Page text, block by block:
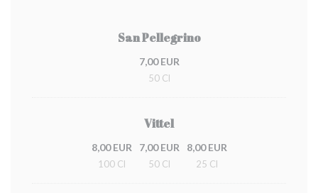
San Pellegrino
7,00 EUR
50 Cl
Vittel
8,00 EUR
100 Cl
7,00 EUR
50 Cl
8,00 EUR
25 Cl